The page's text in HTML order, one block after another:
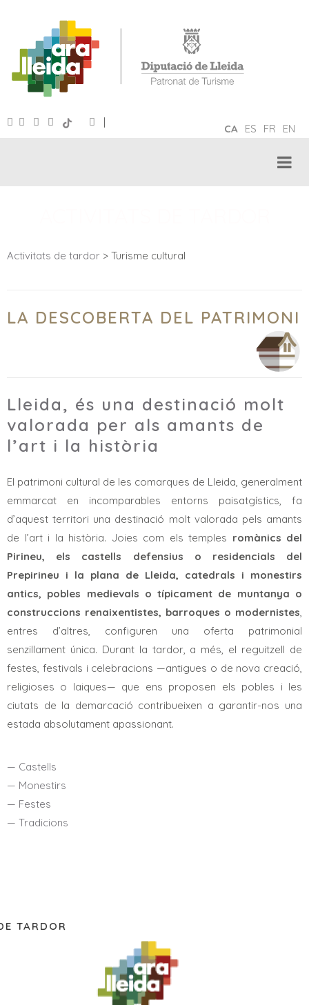
CA ES FR EN
|
Activitats de tardor > Turisme cultural
LA DESCOBERTA DEL PATRIMONI
Lleida, és una destinació molt
valorada per als amants de
l’art i la història
El patrimoni cultural de les comarques de Lleida, generalment
emmarcat en incomparables entorns paisatgístics, fa
d’aquest territori una destinació molt valorada pels amants
de l’art i la història. Joies com els temples romànics del
Pirineu, els castells defensius o residencials del
Prepirineu i la plana de Lleida, catedrals i monestirs
antics, pobles medievals o típicament de muntanya o
construccions renaixentistes, barroques o modernistes,
entres d’altres, configuren una oferta patrimonial
senzillament única. Durant la tardor, a més, el reguitzell de
festes, festivals i celebracions —antigues o de nova creació,
religioses o laiques— que ens proposen els pobles i les
ciutats de la demarcació contribueixen a garantir-nos una
estada absolutament apassionant.
— Castells
— Monestirs
— Festes
— Tradicions
TARDOR